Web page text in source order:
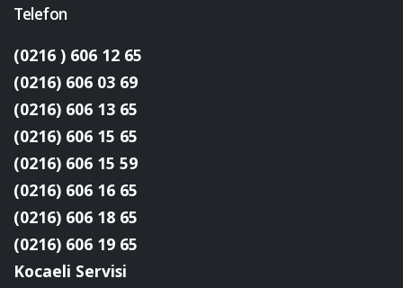
Telefon
(0216 ) 606 12 65
(0216) 606 03 69
(0216) 606 13 65
(0216) 606 15 65
(0216) 606 15 59
(0216) 606 16 65
(0216) 606 18 65
(0216) 606 19 65
Kocaeli Servisi